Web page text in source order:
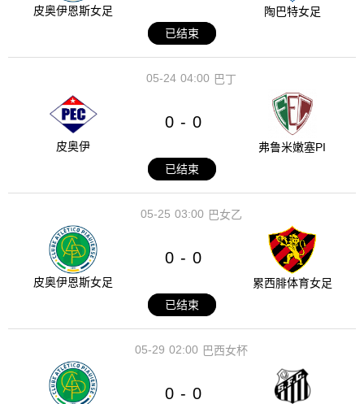
皮奥伊恩斯女足
陶巴特女足
已结束
04:00
05-24 巴丁
皮奥伊
0 - 0
弗鲁米嫩塞PI
已结束
03:00
05-25 巴女乙
皮奥伊恩斯女足
0 - 0
累西腓体育女足
已结束
02:00
05-29 巴西女杯
0 - 0